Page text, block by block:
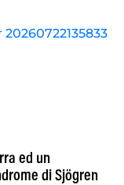
ed un
di Sjögren